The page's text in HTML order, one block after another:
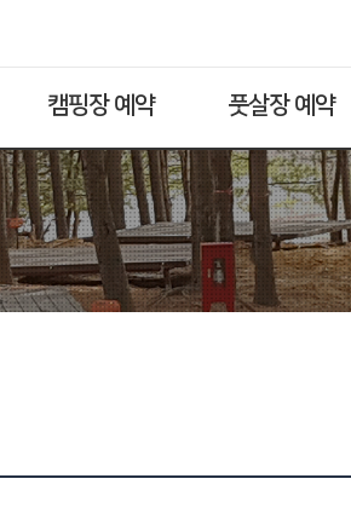
캠핑장 예약 풋살장 예약